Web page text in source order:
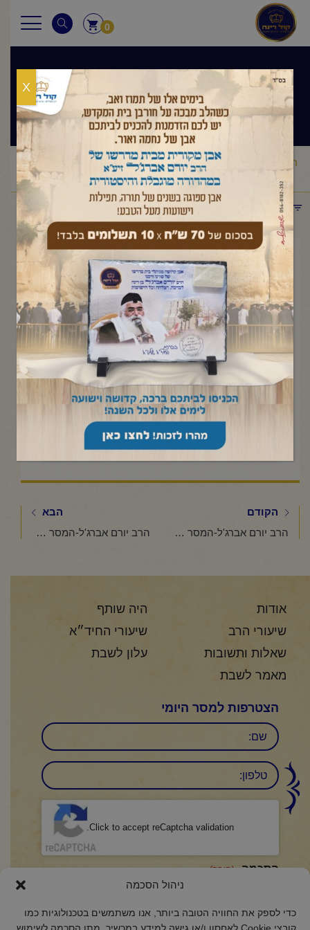
ניהול הסכמה
כדי לספק את החוויה הטובה ביותר, אנו משתמשים בטכנולוגיות כמו
0
שיעורי הרב
ראשי שיעורי הרב /מסר יומי/הרב יורם אברג'ל-המסר היומי-על
הגובה הנכון-כ"ה חשוון תשפ"ו
תפריט קטגוריות
הרב יורם אברג'ל-המסר היומי-על
הגובה הנכון-כ"ה חשוון תשפ"ו
נובמבר 16, 2025
Click to accept marketing cookies and
enable this content
הקודם
הרב יורם אברג'ל-המסר היומי-אין כמו אמא-כ"ב חשוון תשפ"ו
הבא
הרב יורם אברג'ל-המסר היומי-פרשת תולדות-כ"ו חשוון תשפ"ו
אודות
היה שותף
שיעורי הרב
שיעורי החיד״א
שאלות ותשובות
עלון לשבת
מאמר לשבת
הצטרפות למסר היומי
שם
טלפון:
Click to accept reCaptcha validation.
הסכמה (חובה)
אני מאשר/ת כי קראתי והבנתי את
X